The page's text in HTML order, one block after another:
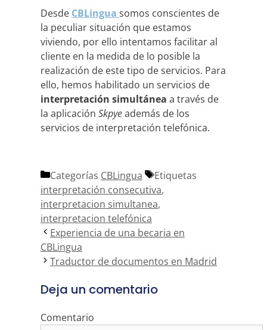
Desde CBLingua somos conscientes de
la peculiar situación que estamos
viviendo, por ello intentamos facilitar al
cliente en la medida de lo posible la
realización de este tipo de servicios. Para
ello, hemos habilitado un servicios de
interpretación simultánea a través de
la aplicación Skpyeademás de los
servicios de interpretación telefónica.
Categorías CBLingua
Etiquetas
interpretación consecutiva,
interpretacion simultanea,
interpretacion telefónica
Experiencia de una becaria en
CBLingua
Traductor de documentos en Madrid
Deja un comentario
Comentario